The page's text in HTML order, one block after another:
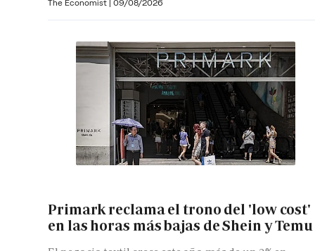
The Economist | 09/08/2026
Primark reclama el trono del 'low cost'
en las horas más bajas de Shein y Temu